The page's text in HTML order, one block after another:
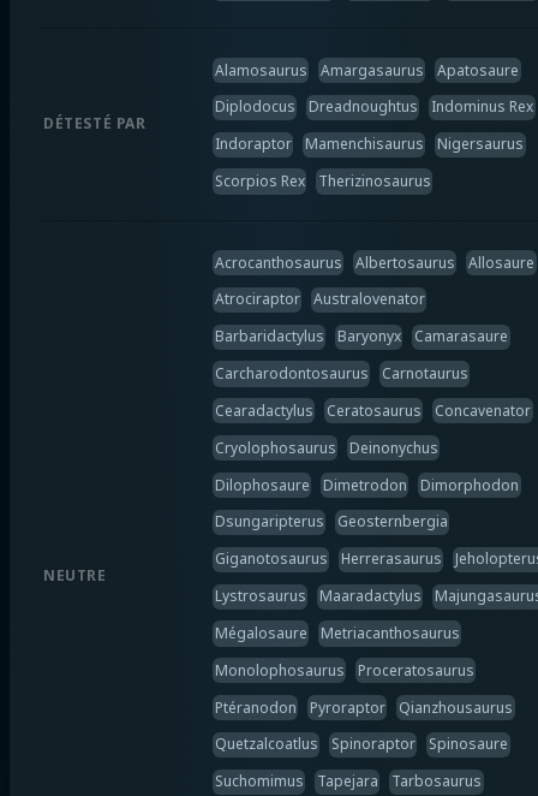
DÉTESTÉ PAR
Alamosaurus Amargasaurus
Apatosaure
Diplodocus
Dreadnoughtus
Indominus Rex
Indoraptor
Mamenchisaurus
Nigersaurus
Scorpios Rex
Therizinosaurus
NEUTRE
Acrocanthosaurus Albertosaurus
Allosaure
Atrociraptor
Australovenator
Barbaridactylus
Baryonyx
Camarasaure
Carcharodontosaurus
Carnotaurus
Cearadactylus
Ceratosaurus
Concavenator
Cryolophosaurus
Deinonychus
Dilophosaure
Dimetrodon
Dimorphodon
Dsungaripterus
Geosternbergia
Giganotosaurus
Herrerasaurus
Lystrosaurus
Maaradactylus
Mégalosaure
Metriacanthosaurus
Monolophosaurus
Proceratosaurus
Ptéranodon
Pyroraptor
Qianzhousaurus
Quetzalcoatlus
Spinoraptor
Spinosaure
Suchomimus
Tapejara
Tarbosaurus